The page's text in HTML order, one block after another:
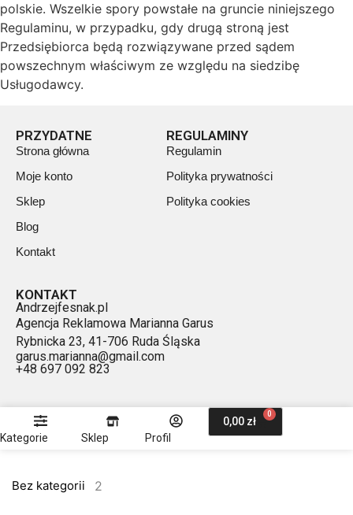
polskie. Wszelkie spory powstałe na gruncie niniejszego
Regulaminu, w przypadku, gdy drugą stroną jest
Przedsiębiorca będą rozwiązywane przed sądem
powszechnym właściwym ze względu na siedzibę
Usługodawcy.
PRZYDATNE
Strona główna
Moje konto
Sklep
Blog
Kontakt
REGULAMINY
Regulamin
Polityka prywatności
Polityka cookies
KONTAKT
Andrzejfesnak.pl
Agencja Reklamowa Marianna Garus
Rybnicka 23, 41-706 Ruda Śląska
garus.marianna@gmail.com
+48 697 092 823
Kategorie Sklep Profil
0,00 zł
0
Bez kategorii 2